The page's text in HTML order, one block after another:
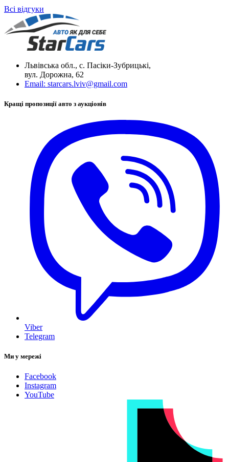
Всі відгуки
Львівська обл., с. Пасіки-Зубрицькі,
вул. Дорожна, 62
Email: starcars.lviv@gmail.com
Кращі пропозиції авто з аукціонів
Viber
Telegram
Ми у мережі
Facebook
Instagram
YouTube